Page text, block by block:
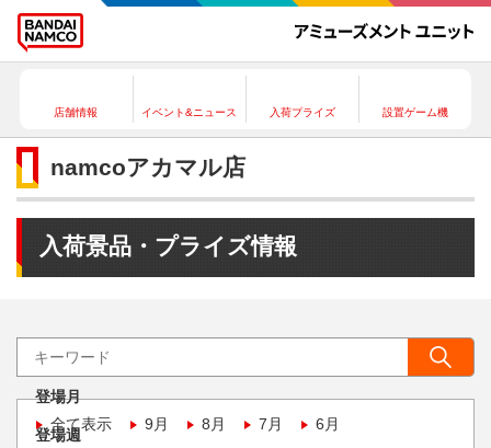
店舗情報 イベント&ニュース 入荷プライズ 設置ゲーム機
namcoアカマル店
入荷景品・プライズ情報
登場月
全て表示
9月 8月 7月 6月
登場週